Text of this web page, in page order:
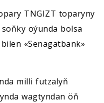
TNGIZT toparyny
oýunda bolsa
«Senagatbank»
milli futzalyň
wagtyndan öň